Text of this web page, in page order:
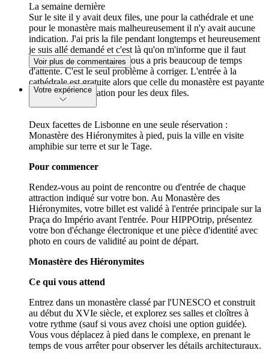
La semaine dernière
Sur le site il y avait deux files, une pour la cathédrale et une
pour le monastère mais malheureusement il n'y avait aucune
indication. J'ai pris la file pendant longtemps et heureusement
je suis allé demandé et c'est là qu'on m'informe que il faut
passer à l'autre file ce qui nous a pris beaucoup de temps
d'attente. C'est le seul problème à corriger. L'entrée à la
cathédrale est gratuite alors que celle du monastère est payante
mais aucune indication pour les deux files.
Voir plus de commentaires
Votre expérience
Deux facettes de Lisbonne en une seule réservation :
Monastère des Hiéronymites à pied, puis la ville en visite
amphibie sur terre et sur le Tage.
Pour commencer
Rendez-vous au point de rencontre ou d'entrée de chaque
attraction indiqué sur votre bon. Au Monastère des
Hiéronymites, votre billet est validé à l'entrée principale sur la
Praça do Império avant l'entrée. Pour HIPPOtrip, présentez
votre bon d'échange électronique et une pièce d'identité avec
photo en cours de validité au point de départ.
Monastère des Hiéronymites
Ce qui vous attend
Entrez dans un monastère classé par l'UNESCO et construit
au début du XVIe siècle, et explorez ses salles et cloîtres à
votre rythme (sauf si vous avez choisi une option guidée).
Vous vous déplacez à pied dans le complexe, en prenant le
temps de vous arrêter pour observer les détails architecturaux.